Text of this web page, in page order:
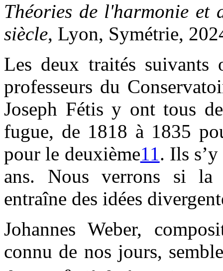
Théories de l'harmonie
siècle, Lyon, Symétrie,
Les deux traités suivants
professeurs du
Joseph Fétis y ont tous
fugue, de 1818 à 1835
pour le deuxième11. Ils
ans. Nous verrons si la
entraîne des idées
Johannes Weber,
connu de nos jours,